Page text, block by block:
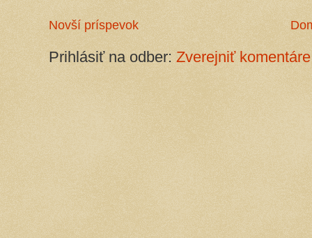
Novší príspevok
Prihlásiť na odber: Zverejniť